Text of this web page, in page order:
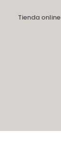
Tienda online